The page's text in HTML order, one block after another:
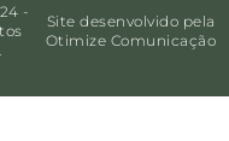
-
Site desenvolvido pela
Otimize Comunicação